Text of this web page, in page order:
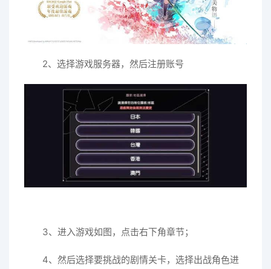
2、选择游戏服务器，然后注册账号
3、进入游戏如图，点击右下角章节；
4、然后选择要挑战的剧情关卡，选择出战角色进